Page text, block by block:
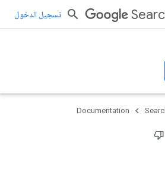
تسجيل الدخول
Documentation